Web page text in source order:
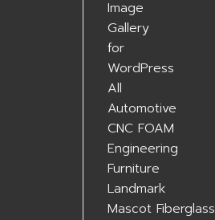
All
Automotive
CNC FOAM
Engineering
Furniture
Landmark
Mascot Fiberglass